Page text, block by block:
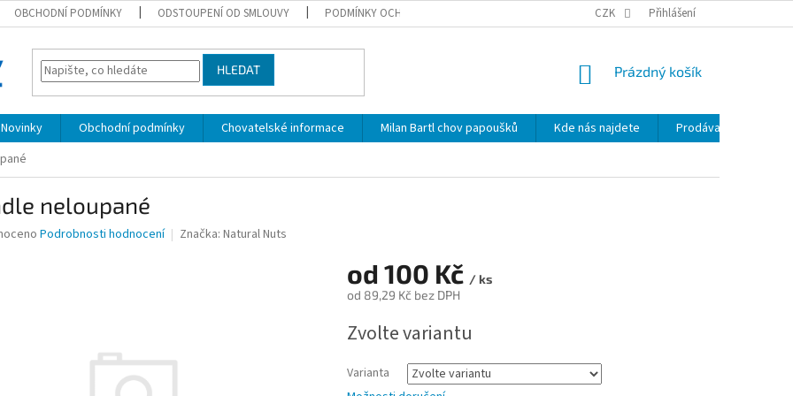
OBCHODNÍ PODMÍNKY ODSTOUPENÍ OD SMLOUVY PODMÍNKY OCHRANY OSOBNÍCH ÚDAJŮ NOVINKY MAPA SERVERU
CZK Přihlášení
HLEDAT
NÁKUPNÍ
Prázdný košík
Novinky Obchodní podmínky Chovatelské informace Milan Bartl chov papoušků Kde nás najdete
Prodávané značky
neloupané
Podrobnosti hodnocení Značka: Natural Nuts
od 100 Kč / ks
od 89,29 Kčbez DPH
cena:
Zvolte variantu
Varianta